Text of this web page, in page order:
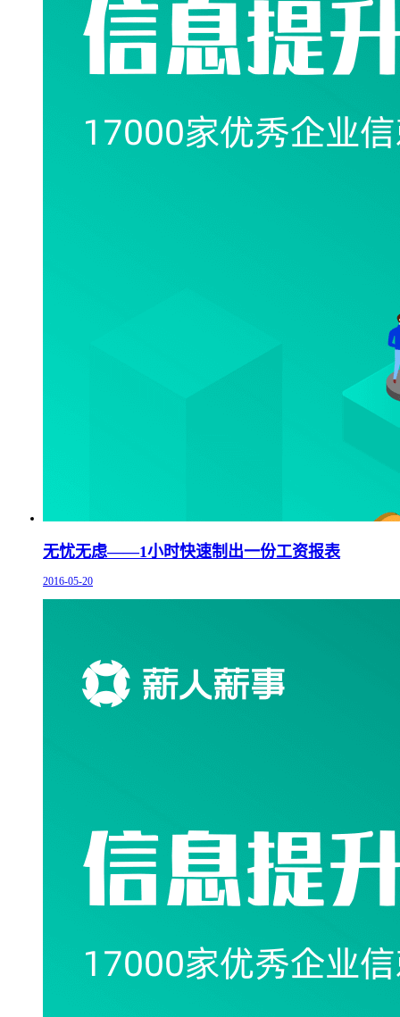
无忧无虑——1小时快速制出一份工资报表
2016-05-20